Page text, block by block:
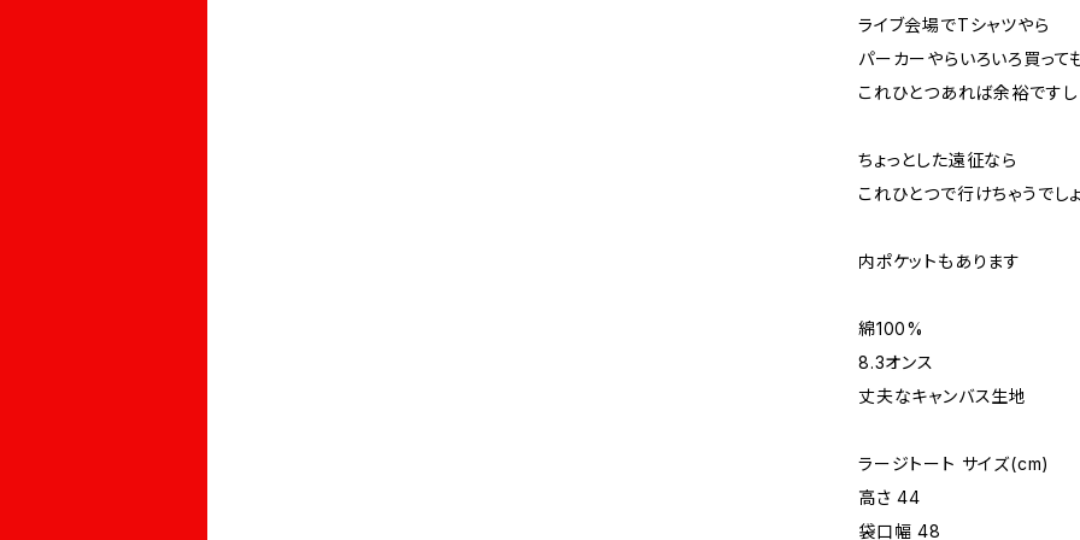
ライブ会場でTシャツやら
パーカーやらいろいろ買って
これひとつあれば余裕ですし
ちょっとした遠征なら
これひとつで行けちゃうでし
内ポケットもあります
綿100%
8.3オンス
丈夫なキャンバス生地
ラージトート サイズ(cm)
高さ 44
袋口幅 48